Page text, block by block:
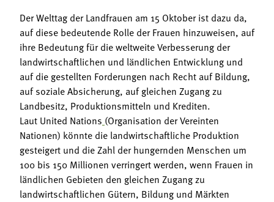
Der Welttag der Landfrauen am 15 Oktober ist dazu da,
auf diese bedeutende Rolle der Frauen hinzuweisen, auf
ihre Bedeutung für die weltweite Verbesserung der
landwirtschaftlichen und ländlichen Entwicklung und
auf die gestellten Forderungen nach Recht auf Bildung,
auf soziale Absicherung, auf gleichen Zugang zu
Landbesitz, Produktionsmitteln und Krediten.
Laut United Nations (Organisation der Vereinten
Nationen) könnte die landwirtschaftliche Produktion
gesteigert und die Zahl der hungernden Menschen um
100 bis 150 Millionen verringert werden, wenn Frauen in
ländlichen Gebieten den gleichen Zugang zu
landwirtschaftlichen Gütern, Bildung und Märkten